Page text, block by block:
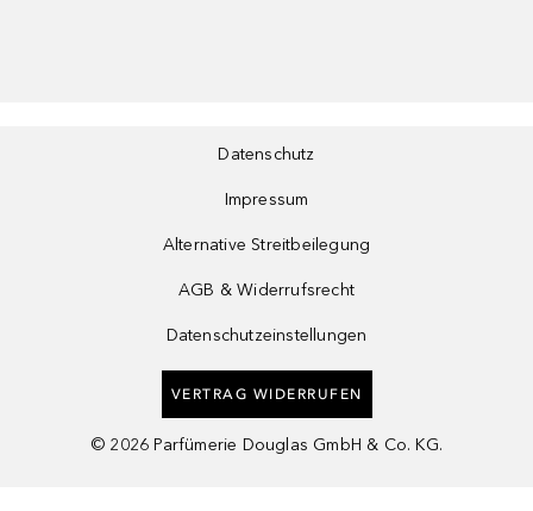
Datenschutz
Impressum
Alternative Streitbeilegung
AGB & Widerrufsrecht
Datenschutzeinstellungen
VERTRAG WIDERRUFEN
© 2026 Parfümerie Douglas GmbH & Co. KG.